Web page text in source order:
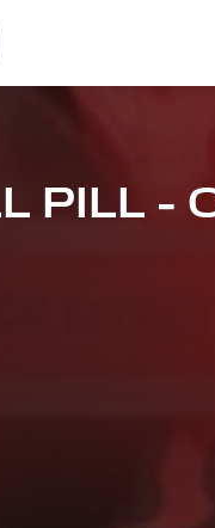
PILL -